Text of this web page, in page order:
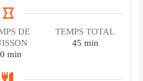
DE
minutes
min
TEMPS TOTAL
45minutes
min